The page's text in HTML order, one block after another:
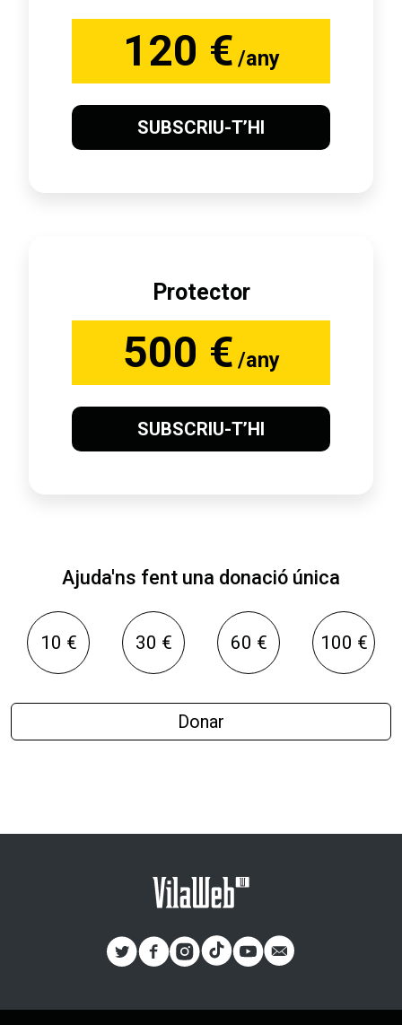
120 € /any
SUBSCRIU-T’HI
Protector
500 € /any
SUBSCRIU-T’HI
Ajuda'ns fent una donació única
10 € 30 € 60 € 100 €
Donar